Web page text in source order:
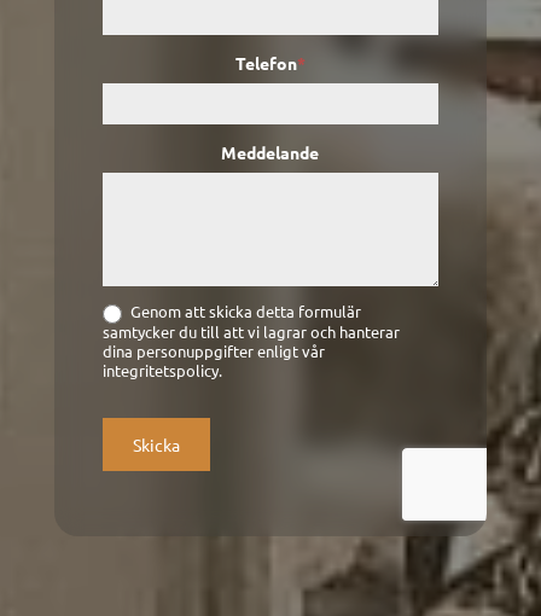
Telefon*
Meddelande
Genom att skicka detta formulär
samtycker du till att vi lagrar och hanterar
dina personuppgifter enligt vår
integritetspolicy.
Skicka